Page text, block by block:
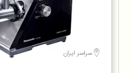
سراسر ایران